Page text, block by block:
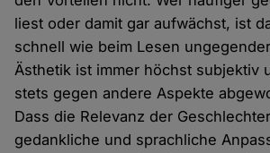
liest oder damit gar aufwächst, ist
schnell wie beim Lesen
Ästhetik ist immer höchst subjektiv
stets gegen andere Aspekte
Dass die Relevanz der
gedankliche und sprachliche